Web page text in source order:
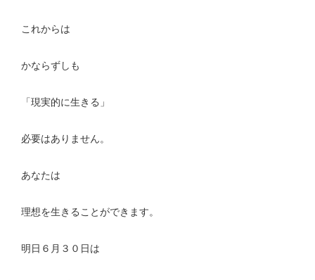
これからは
かならずしも
「現実的に生きる」
必要はありません。
あなたは
理想を生きることができます。
明日６月３０日は